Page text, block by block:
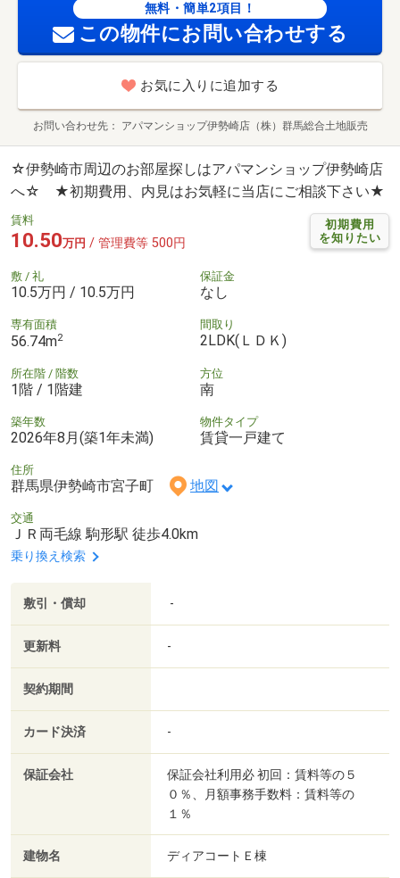
無料・簡単2項目！
この物件にお問い合わせする
お気に入りに追加する
お問い合わせ先 アパマンショップ伊勢崎店（株）群馬総合土地販売
☆伊勢崎市周辺のお部屋探しはアパマンショップ伊勢崎店
へ☆ ★初期費用、内見はお気軽に当店にご相談下さい★
初期費用
を知りたい
賃料
10.50万円 / 管理費等 500円
敷 / 礼
10.5万円 / 10.5万円
保証金
なし
専有面積
56.74m2
間取り
2LDK(ＬＤＫ)
所在階 / 階数
1階 / 1階建
方位
南
築年数
2026年8月(築1年未満)
物件タイプ
賃貸一戸建て
住所
群馬県伊勢崎市宮子町 地図
交通
ＪＲ両毛線 駒形駅 徒歩4.0km
乗り換え検索
敷引・償却 -
更新料 -
契約期間
カード決済 -
保証会社
保証会社利用必 初回：賃料等の５
０％、月額事務手数料：賃料等の
１％
建物名 ディアコートＥ棟